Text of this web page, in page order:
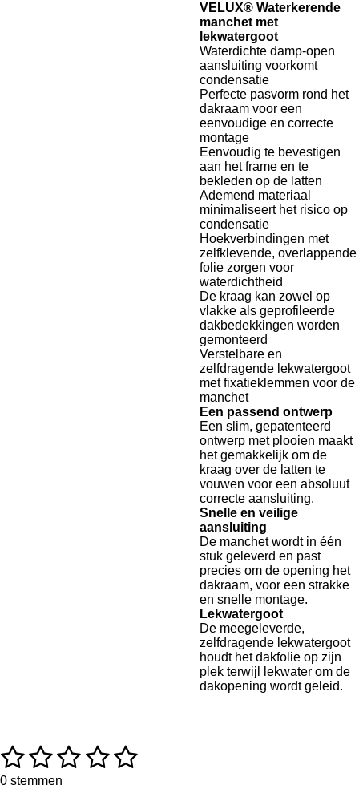
VELUX® Waterkerende
manchet met
lekwatergoot
Waterdichte damp-open
aansluiting voorkomt
condensatie
Perfecte pasvorm rond het
dakraam voor een
eenvoudige en correcte
montage
Eenvoudig te bevestigen
aan het frame en te
bekleden op de latten
Ademend materiaal
minimaliseert het risico op
condensatie
Hoekverbindingen met
zelfklevende, overlappende
folie zorgen voor
waterdichtheid
De kraag kan zowel op
vlakke als geprofileerde
dakbedekkingen worden
gemonteerd
Verstelbare en
zelfdragende lekwatergoot
met fixatieklemmen voor de
manchet
Een passend ontwerp
Een slim, gepatenteerd
ontwerp met plooien maakt
het gemakkelijk om de
kraag over de latten te
vouwen voor een absoluut
correcte aansluiting.
Snelle en veilige
aansluiting
De manchet wordt in één
stuk geleverd en past
precies om de opening het
dakraam, voor een strakke
en snelle montage.
Lekwatergoot
De meegeleverde,
zelfdragende lekwatergoot
houdt het dakfolie op zijn
plek terwijl lekwater om de
dakopening wordt geleid.
R
a
t
1
s
2
s
3
s
4 5
S
0 stemmen